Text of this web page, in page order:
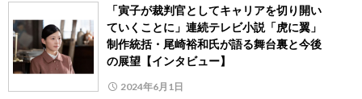
「寅子が裁判官としてキャリアを切り開い
ていくことに」連続テレビ小説「虎に翼」
制作統括・尾崎裕和氏が語る舞台裏と今後
の展望【インタビュー】
2024年6月1日